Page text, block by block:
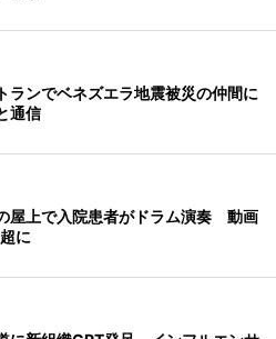
ランでベネズエラ地震被災の仲間に
通信
屋上で入院患者がドラム演奏 動画
に